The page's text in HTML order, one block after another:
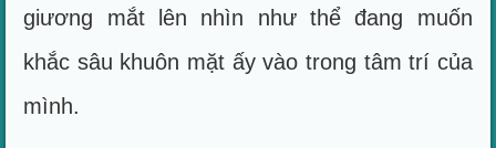
giương mắt lên nhìn như thể đang muốn
khắc sâu khuôn mặt ấy vào trong tâm trí của
mình.